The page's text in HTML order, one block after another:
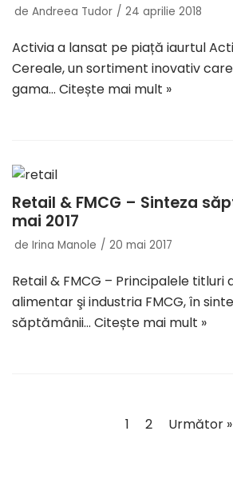
de Andreea Tudor 24 aprilie 2018
Activia a lansat pe piață iaurtul
Cereale, un sortiment inovativ
gama… Citește mai mult »
Retail & FMCG – Sinteza
mai 2017
de Irina Manole 20 mai 2017
Retail & FMCG – Principalele titluri
alimentar şi industria FMCG, în
săptămânii… Citește mai mult »
1 2 Următor »